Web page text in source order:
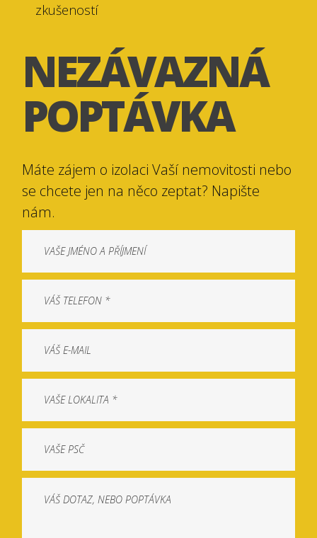
zkušeností
NEZÁVAZNÁ
POPTÁVKA
Máte zájem o izolaci Vaší nemovitosti nebo
se chcete jen na něco zeptat? Napište
nám.